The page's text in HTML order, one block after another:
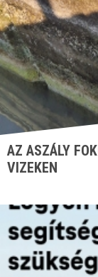
AZ ASZÁLY
VIZEKEN